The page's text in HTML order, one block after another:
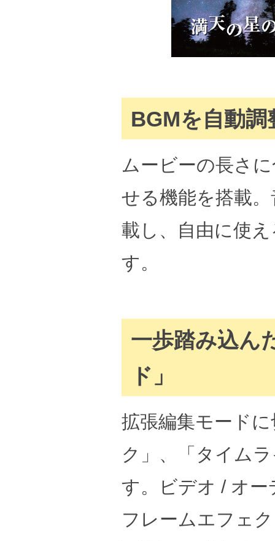
BGMを自動調
ムービーの長さ
せる機能を搭載
載し、自由に使
す。
一歩踏み込ん
ド」
拡張編集モード
ク」、「タイム
す。ビデオ / オ
フレームエフェ